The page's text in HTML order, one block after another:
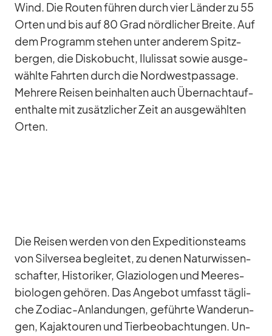
Wind. Die Rou­ten füh­ren durch vier Län­der zu 55
Or­ten und bis auf 80 Grad nörd­li­cher Breite. Auf
dem Pro­gramm ste­hen un­ter an­de­rem Spitz­
ber­gen, die Dis­ko­bucht, Ilulis­sat so­wie aus­ge­
wählte Fahr­ten durch die Nord­west­pas­sage.
Meh­rere Rei­sen be­inhal­ten auch Über­nacht­auf­
ent­halte mit zu­sätz­li­cher Zeit an aus­ge­wähl­ten
Or­ten.
Die Rei­sen wer­den von den Ex­pe­di­ti­ons­teams
von Sil­ver­sea be­glei­tet, zu de­nen Na­tur­wis­sen­
schaf­ter, His­to­ri­ker, Gla­zio­lo­gen und Mee­res­
bio­lo­gen ge­hö­ren. Das An­ge­bot um­fasst täg­li­
che Zo­diac-An­lan­dun­gen, ge­führte Wan­de­run­
gen, Ka­jak­tou­ren und Tier­be­ob­ach­tun­gen. Un­